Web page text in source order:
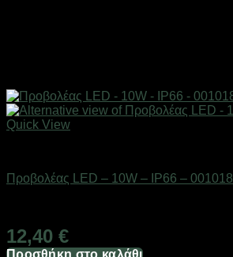
Quick View
Προβολέας LED – 10W – IP66 – 001018
12,40 €